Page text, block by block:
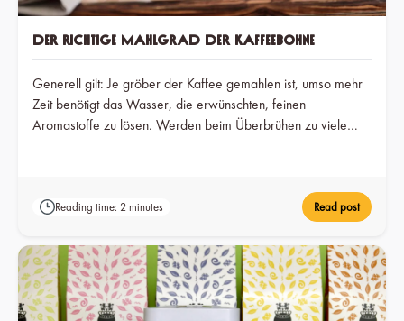
Der richtige Mahlgrad der Kaffeebohne
Generell gilt: Je gröber der Kaffee gemahlen ist, umso mehr
Zeit benötigt das Wasser, die erwünschten, feinen
Aromastoffe zu lösen. Werden beim Überbrühen zu viele
Reading time: 2 minutes Read post